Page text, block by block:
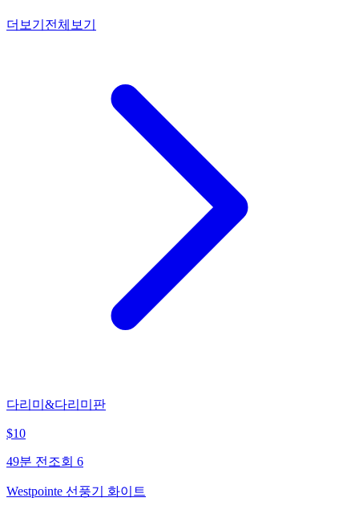
더보기 전체보기
다리미&다리미판
$10
49분 전 조회 6
Westpointe 선풍기 화이트